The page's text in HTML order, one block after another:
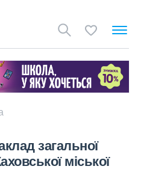
загальної
міської